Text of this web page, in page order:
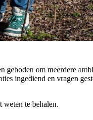
geboden om meerdere
ingediend en vragen
te behalen.